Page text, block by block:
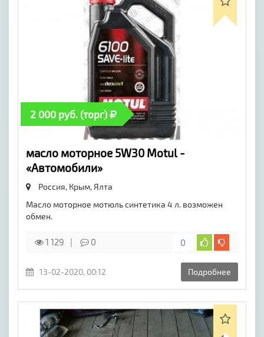
2 000 руб. (торг)
масло моторное 5W30 Motul -
«Автомобили»
Россия, Крым, Ялта
Масло моторное мотюль синтетика 4 л. возможен
обмен.
1 129 0 0
13-02-2020, 00:12 Подробнее